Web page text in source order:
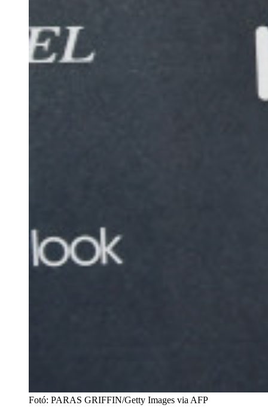
Fotó: PARAS GRIFFIN/Getty Images via AFP